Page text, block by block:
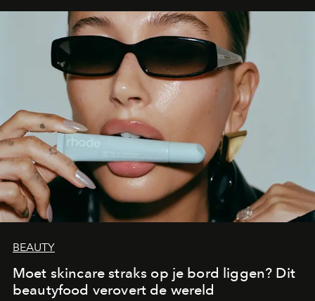
BEAUTY
Moet skincare straks op je bord liggen? Dit
beautyfood verovert de wereld